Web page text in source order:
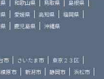
和歌山県 鳥取県
島根県
愛媛県 高知県
福岡県
鹿児島県 沖縄県
市 さいたま市
東京２３区
原市 新潟市 静岡市 浜松市